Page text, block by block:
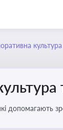
культура
допомагають